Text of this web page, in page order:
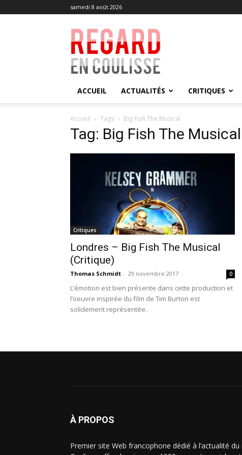
samedi 8 août 2026
Regard
en
Coulisse
ACCUEIL ACTUALITÉS CRITIQUES
Accueil Tags Big Fish The Musical
Tag: Big Fish The Musical
Critiques
Londres – Big Fish The Musical
(Critique)
Thomas Schmidt - 29 novembre 2017 0
L’émotion est bien présente dans cette production et
l’oeuvre inspirée du film de Tim Burton est
solidement représentée.
À PROPOS
Premier site Web francophone dédié à l’actualité